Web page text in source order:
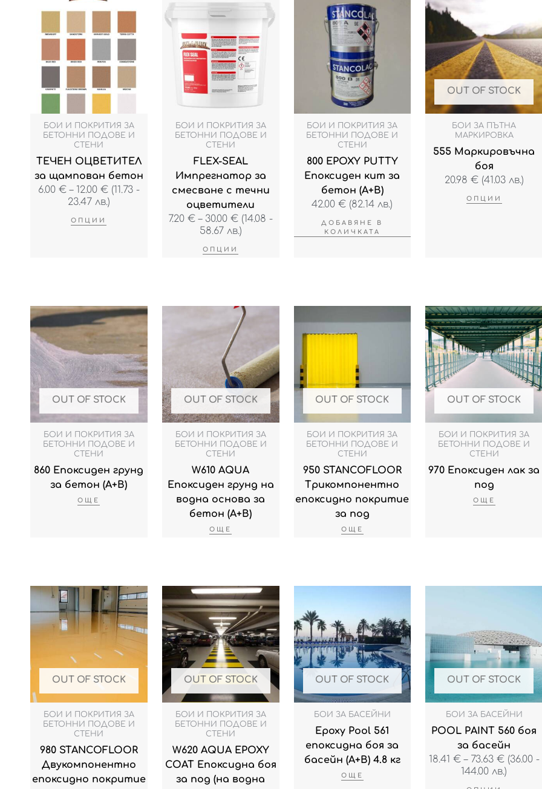
БОИ И ПОКРИТИЯ ЗА
БЕТОННИ ПОДОВЕ И
СТЕНИ
ТЕЧЕН ОЦВЕТИТЕЛ
за щампован бетон
6.00 € – 12.00 €
range:
through
(11.73 -
23.47 лв.)
ОПЦИИ
This
has
variants.
options
chosen
the
product
page
БОИ И ПОКРИТИЯ ЗА
БЕТОННИ ПОДОВЕ И
СТЕНИ
FLEX-SEAL
Импрегнатор за
смесване с течни
оцветители
7.20€ – 30.00€
through
30.00 €
(14.08 -
58.67 лв.)
ОПЦИИ
This
product
multiple
variants.
The
options
may
chosen
the
product
page
БОИ И ПОКРИТИЯ ЗА
БЕТОННИ ПОДОВЕ И
СТЕНИ
800 EPOXY PUTTY
Епоксиден кит за
бетон (А+B)
42.00€ (82.14 лв.)
ДОБАВЯНЕ В
КОЛИЧКАТА
OUT OF STOCK
БОИ ЗА ПЪТНА
МАРКИРОВКА
555 Маркировъчна
боя
20.98 € (41.03 лв.)
ОПЦИИ
has
multiple
variants.
The
options
may
chosen
on
product
OUT OF STOCK
БОИ И ПОКРИТИЯ ЗА
БЕТОННИ ПОДОВЕ И
СТЕНИ
860 Епоксиден грунд
за бетон (А+B)
ОЩЕ
OUT OF STOCK
БОИ И ПОКРИТИЯ ЗА
БЕТОННИ ПОДОВЕ И
СТЕНИ
W610 AQUA
Епоксиден грунд на
водна основа за
бетон (А+B)
ОЩЕ
OUT OF STOCK
БОИ И ПОКРИТИЯ ЗА
БЕТОННИ ПОДОВЕ И
СТЕНИ
950 STANCOFLOOR
Трикомпонентно
епоксиднo покритие
за под
ОЩЕ
OUT OF STOCK
БОИ И ПОКРИТИЯ ЗА
БЕТОННИ ПОДОВЕ И
СТЕНИ
970 Епоксиден лак за
под
ОЩЕ
OUT OF STOCK
БОИ И ПОКРИТИЯ ЗА
БЕТОННИ ПОДОВЕ И
СТЕНИ
980 STANCOFLOOR
Двукомпонентно
епоксиднo покритие
OUT OF STOCK
БОИ И ПОКРИТИЯ ЗА
БЕТОННИ ПОДОВЕ И
СТЕНИ
W620 AQUA EPOXY
COAT Епоксидна боя
за под (на водна
OUT OF STOCK
БОИ ЗА БАСЕЙНИ
Epoxy Pool 561
епоксидна боя за
басейн (А+В) 4.8 кг
ОЩЕ
OUT OF STOCK
БОИ ЗА БАСЕЙНИ
POOL PAINT 560 боя
за басейн
18.41 € – 73.63 €
73.63 €
(36.00 -
144.00 лв.)
multiple
variants.
The
options
may
be
on
the
product